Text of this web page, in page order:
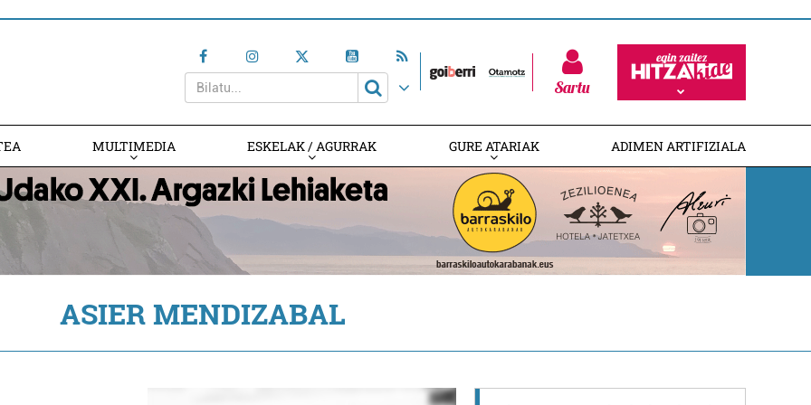
Sartu
MULTIMEDIA ESKELAK / AGURRAK GURE ATARIAK ADIMEN ARTIFIZIALA
ASIER MENDIZABAL